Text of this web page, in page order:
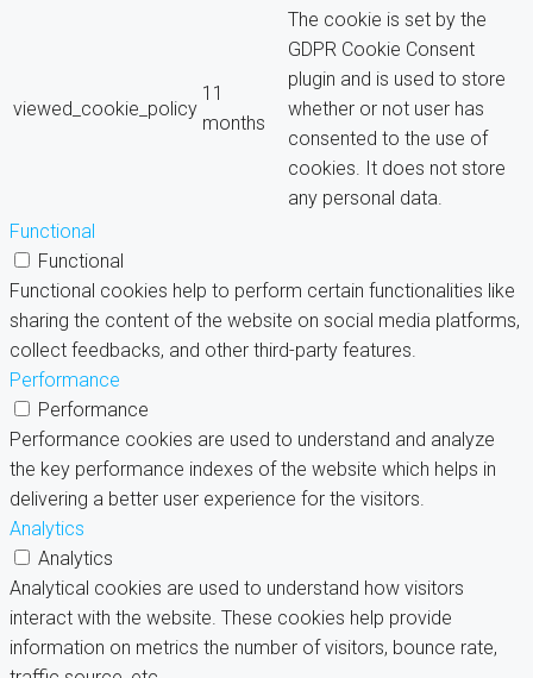
viewed_cookie_policy
11
months
The cookie is set by the
GDPR Cookie Consent
plugin and is used to store
whether or not user has
consented to the use of
cookies. It does not store
any personal data.
Functional
Functional
Functional cookies help to perform certain functionalities like
sharing the content of the website on social media platforms,
collect feedbacks, and other third-party features.
Performance
Performance
Performance cookies are used to understand and analyze
the key performance indexes of the website which helps in
delivering a better user experience for the visitors.
Analytics
Analytics
Analytical cookies are used to understand how visitors
interact with the website. These cookies help provide
information on metrics the number of visitors, bounce rate,